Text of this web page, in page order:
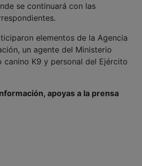
se continuará con las
elementos de la Agencia
un agente del Ministerio
canino K9 y personal del Ejército
apoyas a la prensa